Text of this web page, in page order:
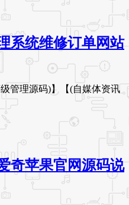
系统维修订单网站
管理源码)】【(自媒体资讯
奇苹果官网源码说